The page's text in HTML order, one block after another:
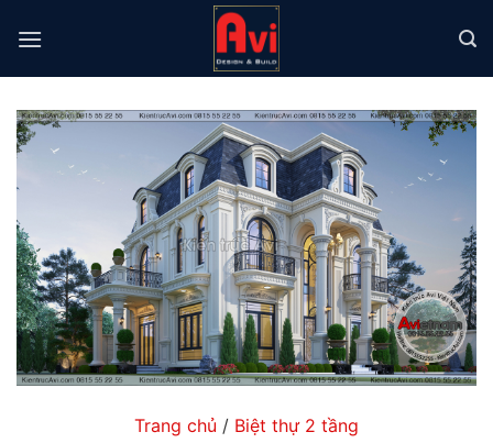
đến
Trang chủ / Biệt thự 2 tầng